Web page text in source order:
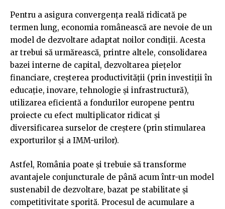
Pentru a asigura convergența reală ridicată pe
termen lung, economia românească are nevoie de un
model de dezvoltare adaptat noilor condiții. Acesta
ar trebui să urmărească, printre altele, consolidarea
bazei interne de capital, dezvoltarea piețelor
financiare, creșterea productivității (prin investiții în
educație, inovare, tehnologie și infrastructură),
utilizarea eficientă a fondurilor europene pentru
proiecte cu efect multiplicator ridicat și
diversificarea surselor de creștere (prin stimularea
exporturilor și a IMM-urilor).
Astfel, România poate și trebuie să transforme
avantajele conjuncturale de până acum într-un model
sustenabil de dezvoltare, bazat pe stabilitate și
competitivitate sporită. Procesul de acumulare a